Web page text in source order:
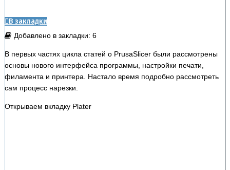
В закладки
Добавлено в закладки: 6
В первых частях цикла статей о PrusaSlicer были рассмотрены
основы нового интерфейса программы, настройки печати,
филамента и принтера. Настало время подробно рассмотреть
сам процесс нарезки.
Открываем вкладку Plater